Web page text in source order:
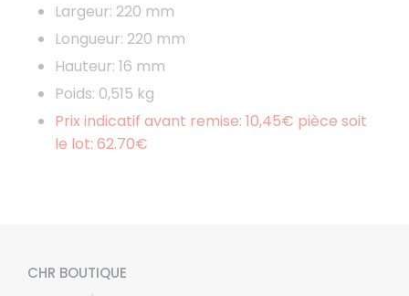
Largeur: 220 mm
Longueur: 220 mm
Hauteur: 16 mm
Poids: 0,515 kg
Prix indicatif avant remise: 10,45€ pièce soit
le lot: 62.70€
CHR BOUTIQUE